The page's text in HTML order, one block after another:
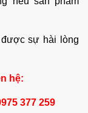
sự hài lòng
hệ:
377 259